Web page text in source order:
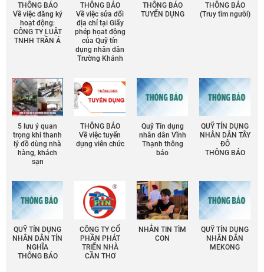
THÔNG BÁO
Về việc đăng ký
hoạt động:
CÔNG TY LUẬT
TNHH TRẦN Á
THÔNG BÁO
Về việc sửa đổi
địa chỉ tại Giấy
phép họat động
của Quỹ tín
dụng nhân dân
Trường Khánh
THÔNG BÁO
TUYỂN DỤNG
THÔNG BÁO
(Truy tìm người)
5 lưu ý quan
trọng khi thanh
lý đồ dùng nhà
hàng, khách
sạn
THÔNG BÁO
Về việc tuyển
dụng viên chức
Quỹ Tín dụng
nhân dân Vĩnh
Thạnh thông
báo
QUỸ TÍN DỤNG
NHÂN DÂN TÂY
ĐÔ
THÔNG BÁO
QUỸ TÍN DỤNG
NHÂN DÂN TÍN
NGHĨA
THÔNG BÁO
CÔNG TY CỔ
PHẦN PHÁT
TRIỂN NHÀ
CẦN THƠ
NHẮN TIN TÌM
CON
QUỸ TÍN DỤNG
NHÂN DÂN
MEKONG